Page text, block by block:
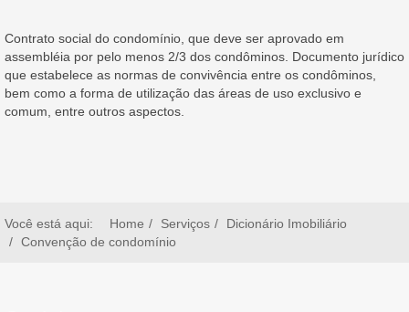
Contrato social do condomínio, que deve ser aprovado em
assembléia por pelo menos 2/3 dos condôminos. Documento jurídico
que estabelece as normas de convivência entre os condôminos,
bem como a forma de utilização das áreas de uso exclusivo e
comum, entre outros aspectos.
Você está aqui: Home Serviços
Dicionário Imobiliário
Convenção de condomínio